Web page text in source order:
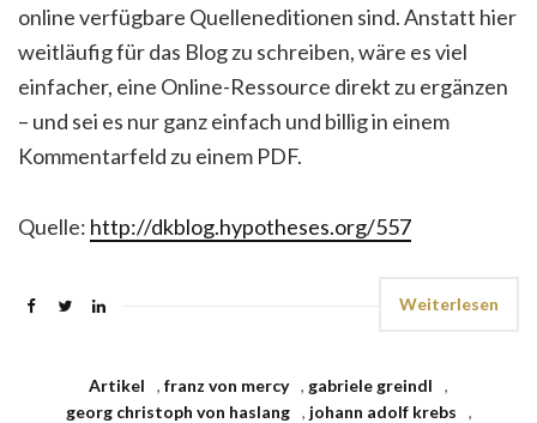
online verfügbare Quelleneditionen sind. Anstatt hier
weitläufig für das Blog zu schreiben, wäre es viel
einfacher, eine Online-Ressource direkt zu ergänzen
– und sei es nur ganz einfach und billig in einem
Kommentarfeld zu einem PDF.
Quelle: http://dkblog.hypotheses.org/557
Weiterlesen
Artikel , franz von mercy , gabriele greindl
,
georg christoph von haslang
, johann adolf krebs
,